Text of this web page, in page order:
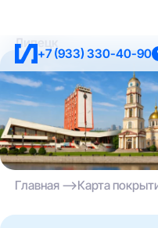
+7 (933) 330-40-90
Липецк
Главная Карта